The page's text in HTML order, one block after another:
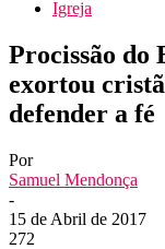
Igreja
Procissão do
exortou
defender a fé
Por
Samuel Mendonça
-
15 de Abril de 2017
272